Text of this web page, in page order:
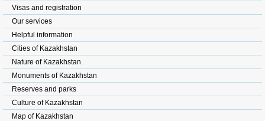
Visas and registration
Our services
Helpful information
Cities of Kazakhstan
Nature of Kazakhstan
Monuments of Kazakhstan
Reserves and parks
Culture of Kazakhstan
Map of Kazakhstan